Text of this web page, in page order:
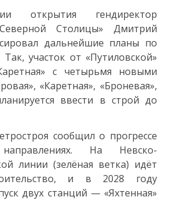
открытия гендиректор
Столицы» Дмитрий
дальнейшие планы по
участок от «Путиловской»
с четырьмя новыми
«Каретная», «Броневая»,
ввести в строй до
сообщил о прогрессе
На Невско-
линии (зелёная ветка) идёт
и в 2028 году
двух станций — «Яхтенная»